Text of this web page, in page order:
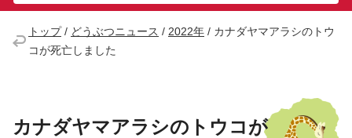
トップ/ どうぶつニュース / 2022年 / カナダヤマアラシのトウ
コが死亡しました
カナダヤマアラシのトウコが